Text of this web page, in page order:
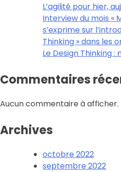
L’agilité pour hier,
Interview du mois «
s’exprime sur
Thinking » dans les
Le Design Thinking
Commentaires
Aucun commentaire à afficher.
Archives
octobre 2022
septembre 2022